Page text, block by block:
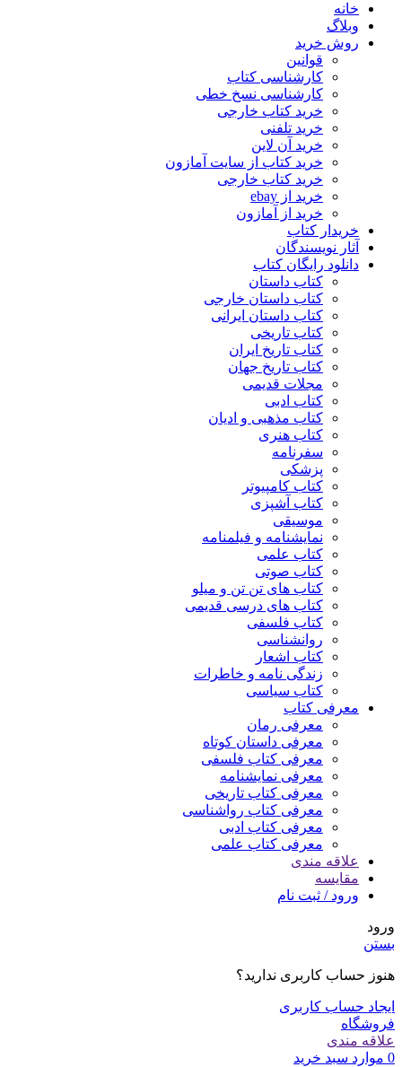
خانه
وبلاگ
روش خرید
قوانین
کارشناسی کتاب
کارشناسی نسخ خطی
خرید کتاب خارجی
خرید تلفنی
خرید آن لاین
خرید کتاب از سایت آمازون
خرید کتاب خارجی
خرید از ebay
خرید از آمازون
خریدار کتاب
آثار نویسندگان
دانلود رایگان کتاب
کتاب داستان
کتاب داستان خارجی
کتاب داستان ایرانی
کتاب تاریخی
کتاب تاریخ ایران
کتاب تاریخ جهان
مجلات قدیمی
کتاب ادبی
کتاب مذهبی و ادیان
کتاب هنری
سفرنامه
پزشکی
کتاب کامپیوتر
کتاب آشپزی
موسیقی
نمایشنامه و فیلمنامه
کتاب علمی
کتاب صوتی
کتاب های تن تن و میلو
کتاب های درسی قدیمی
کتاب فلسفی
روانشناسی
کتاب اشعار
زندگی نامه و خاطرات
کتاب سیاسی
معرفی کتاب
معرفی رمان
معرفی داستان کوتاه
معرفی کتاب فلسفی
معرفی نمایشنامه
معرفی کتاب تاریخی
معرفی کتاب رواشناسی
معرفی کتاب ادبی
معرفی کتاب علمی
علاقه مندی
مقایسه
ورود / ثبت نام
ورود
بستن
هنوز حساب کاربری ندارید؟
ایجاد حساب کاربری
فروشگاه
علاقه مندی
0 موارد سبد خرید